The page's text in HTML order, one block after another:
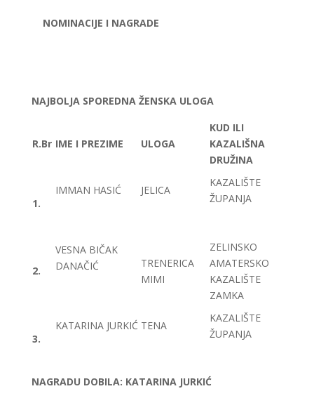
NOMINACIJE I NAGRADE
NAJBOLJA SPOREDNA ŽENSKA ULOGA
R.Br IME I PREZIME ULOGA
KUD ILI
KAZALIŠNA
DRUŽINA
1.
IMMAN HASIĆ JELICA
KAZALIŠTE
ŽUPANJA
2.
VESNA BIČAK
DANAČIĆ
TRENERICA
MIMI
ZELINSKO
AMATERSKO
KAZALIŠTE
ZAMKA
3.
KATARINA JURKIĆ TENA
KAZALIŠTE
ŽUPANJA
NAGRADU DOBILA: KATARINA JURKIĆ